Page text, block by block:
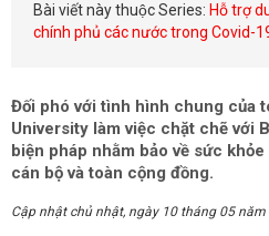
Bài viết này thuộc Series: Hỗ trợ
chính phủ các nước trong Covid-
Đối phó với tình hình chung của
University làm việc chặt chẽ với
biện pháp nhằm bảo về sức
cán bộ và toàn cộng đồng.
Cập nhật chủ nhật, ngày 10 tháng 05 năm